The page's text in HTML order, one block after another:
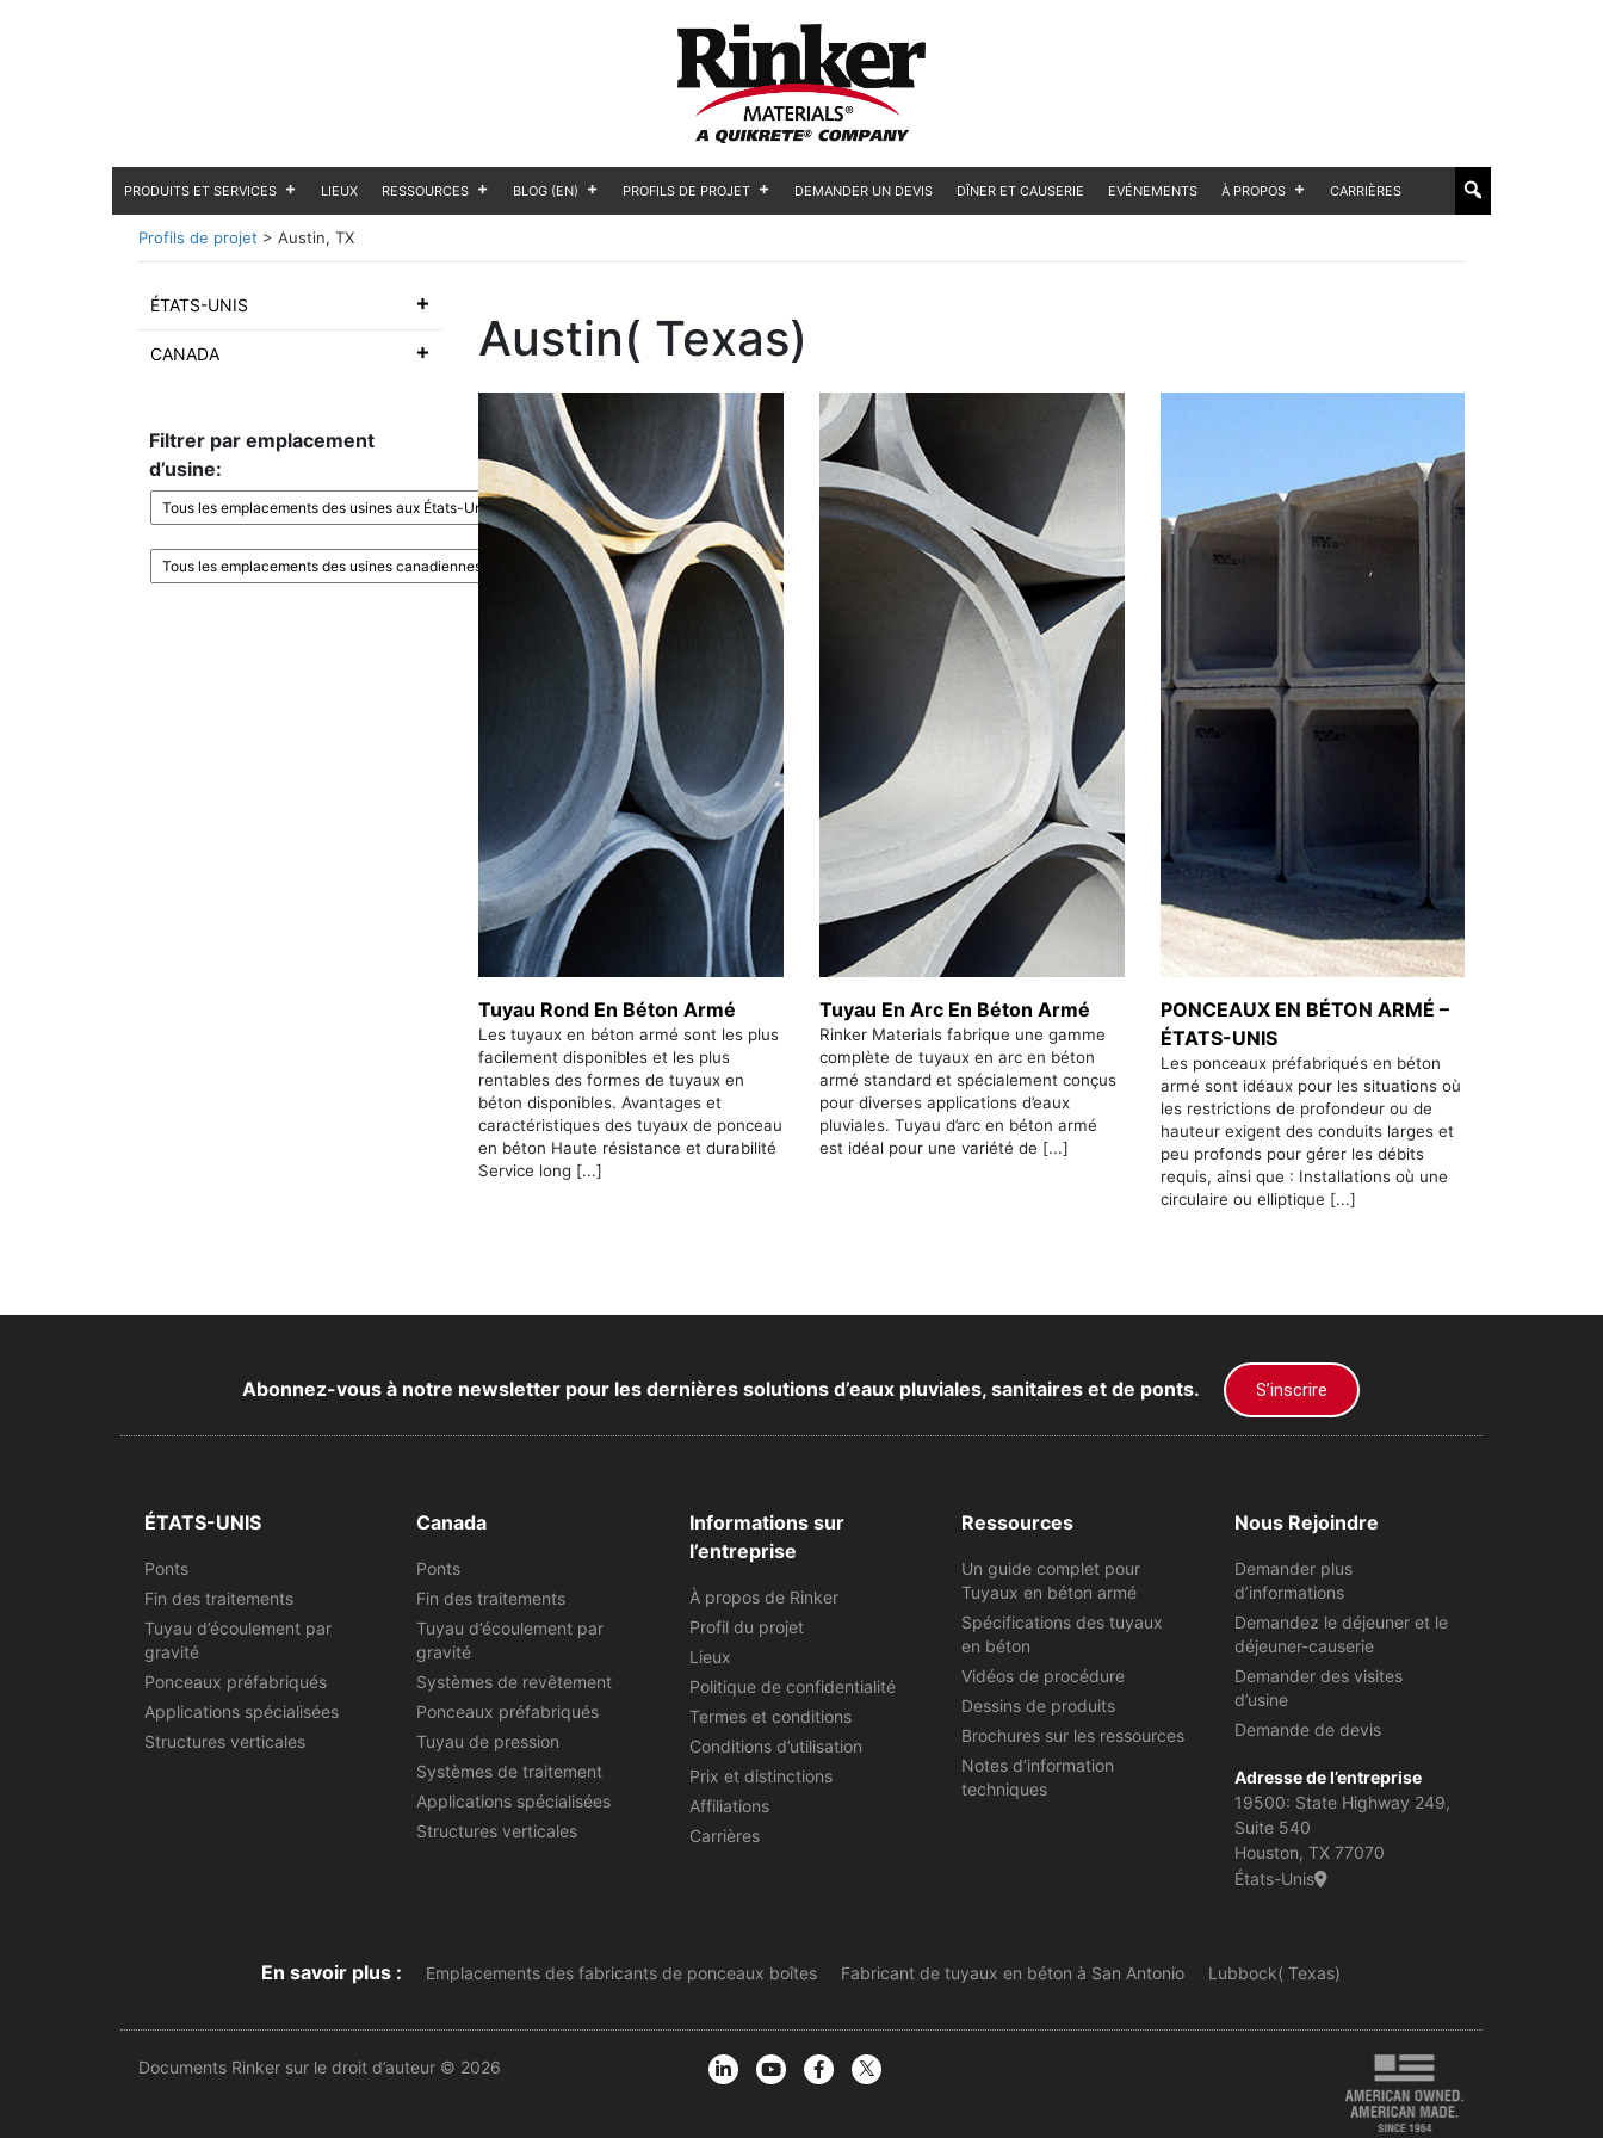
PRODUITS ET SERVICES LIEUX RESSOURCES BLOG (EN) PROFILS DE PROJET DEMANDER UN DEVIS DÎNER ET CAUSERIE EVÉNEMENTS À PROPOS CARRIÈRES
Profils de projet > Austin, TX
ÉTATS-UNIS
CANADA
Filtrer par emplacement
d’usine:
Austin( Texas)
Tuyau Rond En Béton Armé
Les tuyaux en béton armé sont les plus
facilement disponibles et les plus
rentables des formes de tuyaux en
béton disponibles. Avantages et
caractéristiques des tuyaux de ponceau
en béton Haute résistance et durabilité
Service long [...]
Tuyau En Arc En Béton Armé
Rinker Materials fabrique une gamme
complète de tuyaux en arc en béton
armé standard et spécialement conçus
pour diverses applications d’eaux
pluviales. Tuyau d’arc en béton armé
est idéal pour une variété de [...]
PONCEAUX EN BÉTON ARMÉ –
ÉTATS-UNIS
Les ponceaux préfabriqués en béton
armé sont idéaux pour les situations où
les restrictions de profondeur ou de
hauteur exigent des conduits larges et
peu profonds pour gérer les débits
requis, ainsi que : Installations où une
circulaire ou elliptique [...]
Abonnez-vous à notre newsletter pour les dernières solutions d’eaux pluviales, sanitaires et de ponts. S’inscrire
ÉTATS-UNIS
Ponts
Fin des traitements
Tuyau d’écoulement par
gravité
Ponceaux préfabriqués
Applications spécialisées
Structures verticales
Canada
Ponts
Fin des traitements
Tuyau d’écoulement par
gravité
Systèmes de revêtement
Ponceaux préfabriqués
Tuyau de pression
Systèmes de traitement
Applications spécialisées
Structures verticales
Informations sur
l’entreprise
À propos de Rinker
Profil du projet
Lieux
Politique de confidentialité
Termes et conditions
Conditions d’utilisation
Prix et distinctions
Affiliations
Carrières
Ressources
Un guide complet pour
Tuyaux en béton armé
Spécifications des tuyaux
en béton
Vidéos de procédure
Dessins de produits
Brochures sur les ressources
Notes d’information
techniques
Nous Rejoindre
Demander plus
d’informations
Demandez le déjeuner et le
déjeuner-causerie
Demander des visites
d’usine
Demande de devis
Adresse de l’entreprise
19500: State Highway 249,
Suite 540
Houston, TX 77070
États-Unis
En savoir plus : Emplacements des fabricants de ponceaux boîtes Fabricant de tuyaux en béton à San Antonio Lubbock( Texas)
Documents Rinker sur le droit d’auteur © 2026